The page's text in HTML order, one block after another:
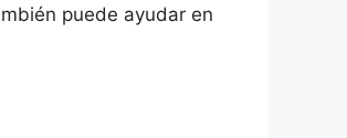
puede ayudar en